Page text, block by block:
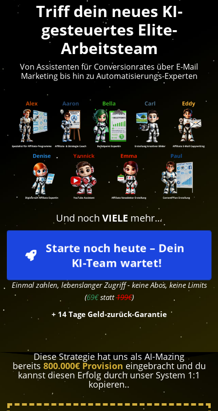
Triff dein neues KI-
gesteuertes Elite-
Arbeitsteam
Von Assistenten für Conversionrates über E-Mail
Marketing bis hin zu Automatisierungs-Experten
Und noch VIELE mehr...
Starte noch heute – Dein
KI-Team wartet!
Einmal zahlen, lebenslanger Zugriff - keine Abos, keine Limits
(69€statt199€)
+ 14 Tage Geld-zurück-Garantie
Diese Strategie hat uns als AI-Mazing
bereits 800.000€ Provision eingebracht und du
kannst diesen Erfolg durch unser System 1:1
kopieren..